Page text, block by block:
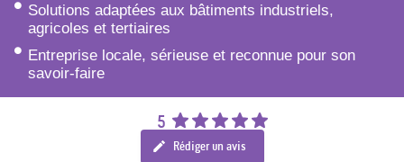
Solutions adaptées aux bâtiments industriels,
agricoles et tertiaires
Entreprise locale, sérieuse et reconnue pour son
savoir-faire
5
Rédiger un avis